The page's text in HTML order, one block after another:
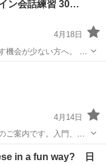
ン会話練習 30…
4月18日
機会が少ない方へ。 ペ
イン会話で、スペイン
4月14日
ご案内です。入門、初
合ったクラスを選ん
、马到成功の馬の年
in a fun way? 日